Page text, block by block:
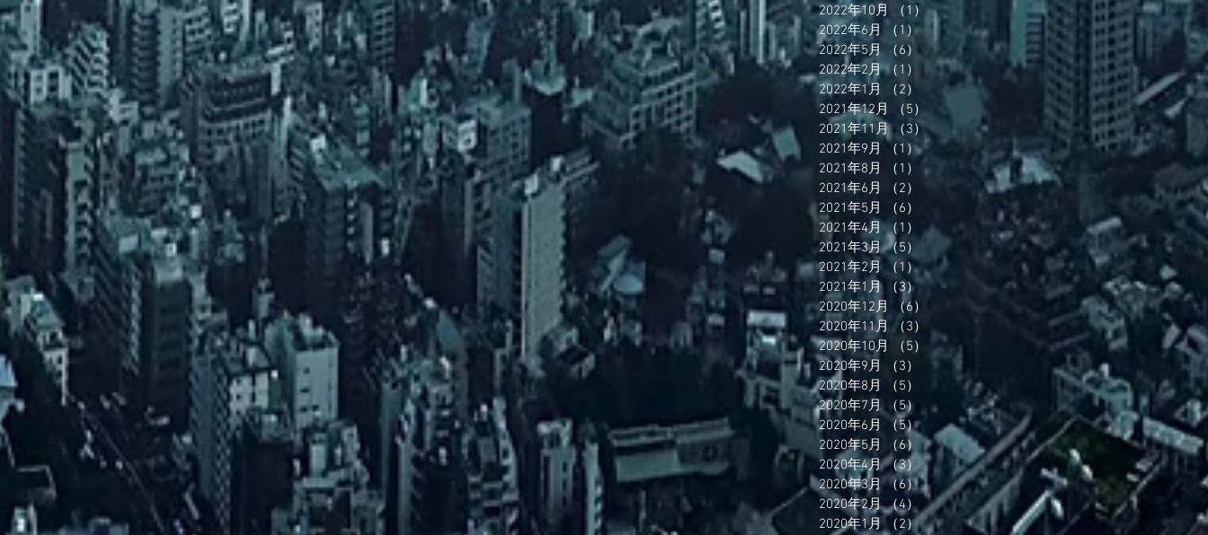
2022年10月
（1） 1件の記事
2022年6月
（1）1件の記事
2022年5月
（6）6件の記事
2022年2月 （1）
1件の記事
2022年1月
（2）
2件の記事
2021年12月
（5）
5件の記事
2021年11月
（3）3件の記事
2021年9月
（1）1件の記事
2021年8月
（1）
1件の記事
2021年6月
（2）
2件の記事
2021年5月
（6）
2021年4月 （1）
1件の記事
2021年3月 （5）
5件の記事
2021年2月 （1） 1件の記事
2021年1月
（3）3件の記事
2020年12月
（6）
2020年11月 （3）
3件の記事
2020年10月
（5）
5件の記事
2020年9月
（3）
3件の記事
2020年8月
（5）
5件の記事
2020年7月 （5）
5件の記事
2020年6月
（5）5件の記事
2020年5月
（6）6件の記事
2020年4月 （3）3件の記事
2020年3月 （6）6件の記事
2020年2月 （4） 4件の記事
2020年1月 （2）2件の記事